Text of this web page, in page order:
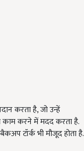
करता है, जो उन्हें
काम करने में मदद करता है.
टॉर्क भी मौजूद होता है.